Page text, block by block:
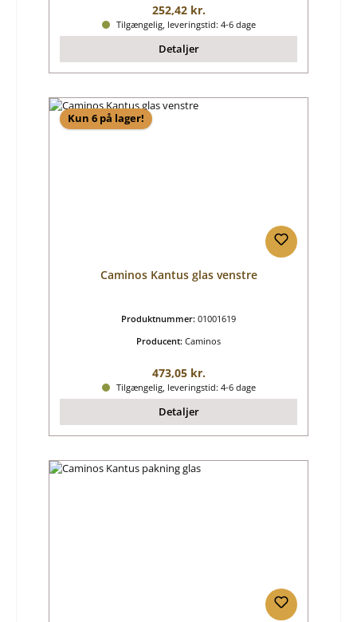
Almindelig pris:
252,42 kr.
Tilgængelig, leveringstid: 4-6 dage
Detaljer
Kun 6 på lager!
Caminos Kantus glas venstre
Produktnummer: 01001619
Producent: Caminos
Almindelig pris:
473,05 kr.
Tilgængelig, leveringstid: 4-6 dage
Detaljer